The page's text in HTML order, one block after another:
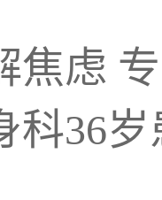
焦虑
科36岁